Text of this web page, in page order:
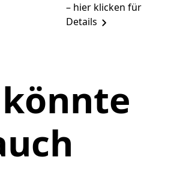
– hier klicken für
Details